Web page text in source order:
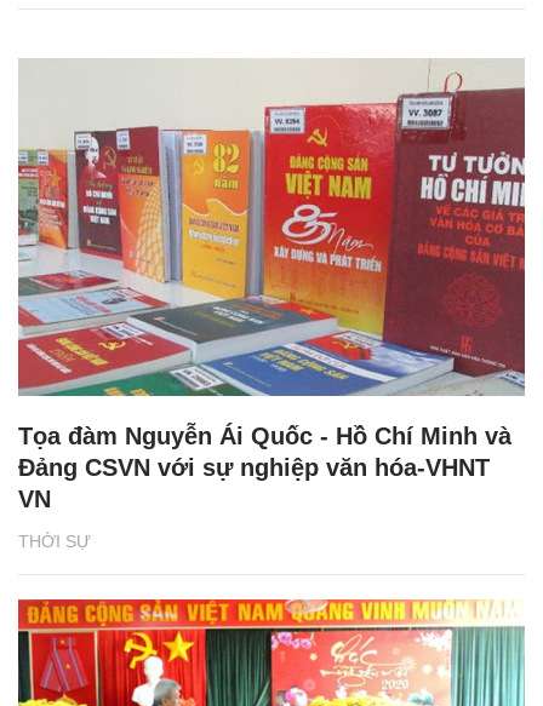
THỜI SỰ
Tọa đàm Nguyễn Ái Quốc - Hồ Chí Minh và
Đảng CSVN với sự nghiệp văn hóa-VHNT
VN